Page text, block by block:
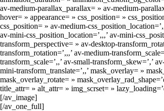
av-medium-parallax_parallax= » av-medium-
hover= » appearance= » css_position= »
css_position= » av-medium-
av-mini-css_position_location=’,,,’ av-mini-
transform_perspective= » av-desktop-
transform_rotation=’,,,’ av-medium-
transform_scale=’,,’ av-small-transform_skew=’,’
mini-transform_translate=’,,’ mask_overlay= »
mask_overlay_rotate= »
title_attr= » alt_attr= » img_scrset= »
[/av_image]
[/av_one_full]